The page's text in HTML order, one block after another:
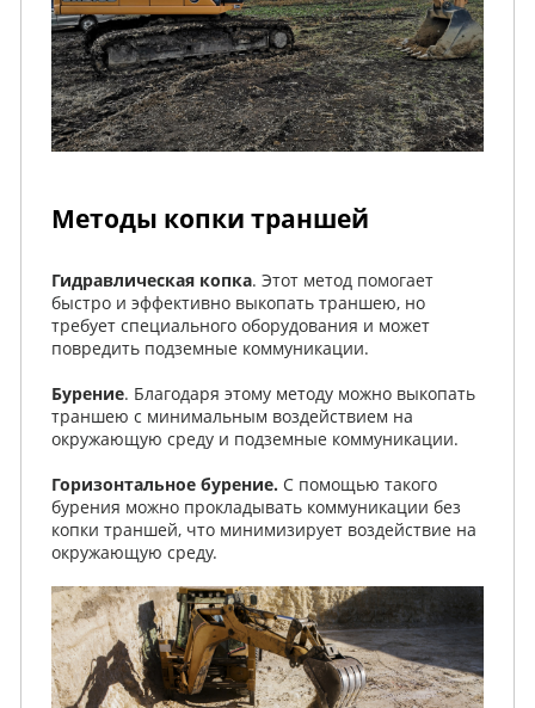
Методы копки траншей
Гидравлическая копка. Этот метод помогает
быстро и эффективно выкопать траншею, но
требует специального оборудования и может
повредить подземные коммуникации.
Бурение. Благодаря этому методу можно выкопать
траншею с минимальным воздействием на
окружающую среду и подземные коммуникации.
Горизонтальное бурение. C помощью такого
бурения можно прокладывать коммуникации без
копки траншей, что минимизирует воздействие на
окружающую среду.